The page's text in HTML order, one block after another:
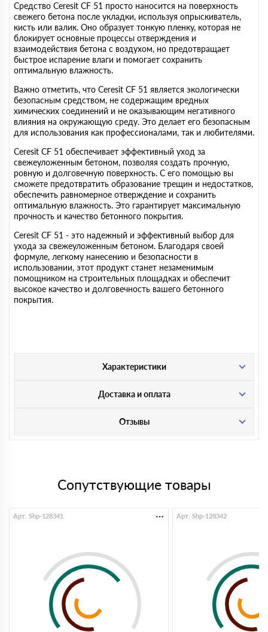
Средство Ceresit CF 51 просто наносится на поверхность
свежего бетона после укладки, используя опрыскиватель,
кисть или валик. Оно образует тонкую пленку, которая не
блокирует основные процессы отверждения и
взаимодействия бетона с воздухом, но предотвращает
быстрое испарение влаги и помогает сохранить
оптимальную влажность.
Важно отметить, что Ceresit CF 51 является экологически
безопасным средством, не содержащим вредных
химических соединений и не оказывающим негативного
влияния на окружающую среду. Это делает его безопасным
для использования как профессионалами, так и любителями.
Ceresit CF 51 обеспечивает эффективный уход за
свежеуложенным бетоном, позволяя создать прочную,
ровную и долговечную поверхность. С его помощью вы
сможете предотвратить образование трещин и недостатков,
обеспечить равномерное отверждение и сохранить
оптимальную влажность. Это гарантирует максимальную
прочность и качество бетонного покрытия.
Ceresit CF 51 - это надежный и эффективный выбор для
ухода за свежеуложенным бетоном. Благодаря своей
формуле, легкому нанесению и безопасности в
использовании, этот продукт станет незаменимым
помощником на строительных площадках и обеспечит
высокое качество и долговечность вашего бетонного
покрытия.
Характеристики
Доставка и оплата
Отзывы
Сопутствующие товары
Арт. Shp-128341 Арт. Shp-128342